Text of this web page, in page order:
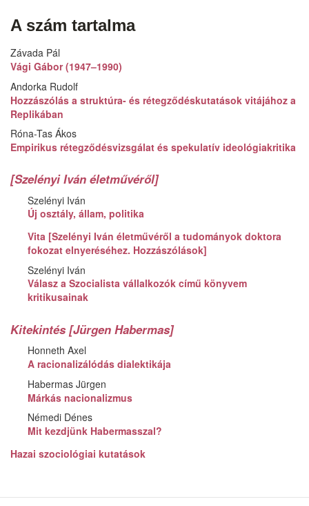
A szám tartalma
Závada Pál
Vági Gábor (1947–1990)
Andorka Rudolf
Hozzászólás a struktúra- és rétegződéskutatások vitájához a
Replikában
Róna-Tas Ákos
Empirikus rétegződésvizsgálat és spekulatív ideológiakritika
[Szelényi Iván életművéről]
Szelényi Iván
Új osztály, állam, politika
Vita [Szelényi Iván életművéről a tudományok doktora
fokozat elnyeréséhez. Hozzászólások]
Szelényi Iván
Válasz a Szocialista vállalkozók című könyvem
kritikusainak
Kitekintés [Jürgen Habermas]
Honneth Axel
A racionalizálódás dialektikája
Habermas Jürgen
Márkás nacionalizmus
Némedi Dénes
Mit kezdjünk Habermasszal?
Hazai szociológiai kutatások